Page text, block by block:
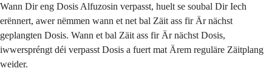
Wann Dir eng Dosis Alfuzosin verpasst, huelt se soubal Dir Iech
erënnert, awer nëmmen wann et net bal Zäit ass fir Är nächst
geplangten Dosis. Wann et bal Zäit ass fir Är nächst Dosis,
iwwerspréngt déi verpasst Dosis a fuert mat Ärem reguläre Zäitplang
weider.